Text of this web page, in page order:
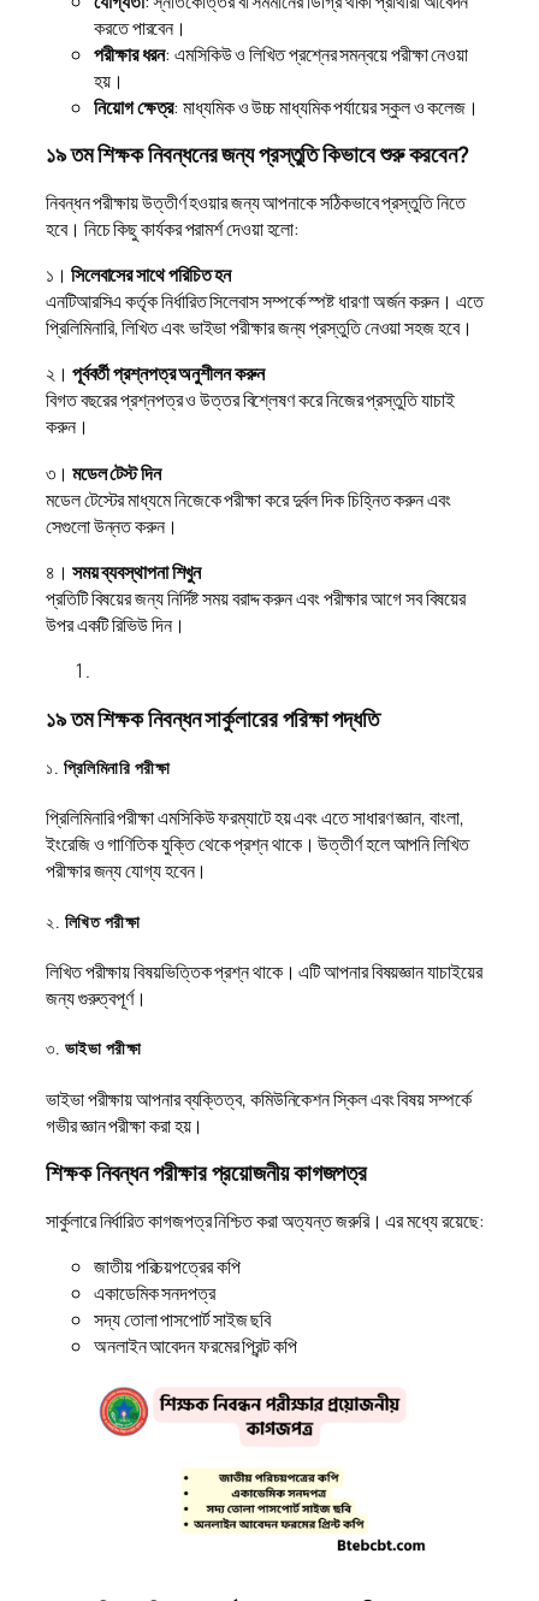
করতে পারবেন।
পরীক্ষার ধরন: এমসিকিউ ও লিখিত প্রশ্নের সমন্বয়ে পরীক্ষা নেওয়া
হয়।
নিয়োগ ক্ষেত্র: মাধ্যমিক ও উচ্চ মাধ্যমিক পর্যায়ের স্কুল ও কলেজ।
১৯ তম শিক্ষক নিবন্ধনের জন্য প্রস্তুতি কিভাবে শুরু করবেন?
নিবন্ধন পরীক্ষায় উত্তীর্ণ হওয়ার জন্য আপনাকে সঠিকভাবে প্রস্তুতি নিতে
হবে। নিচে কিছু কার্যকর পরামর্শ দেওয়া হলো:
১। সিলেবাসের সাথে পরিচিত হন
এনটিআরসিএ কর্তৃক নির্ধারিত সিলেবাস সম্পর্কে স্পষ্ট ধারণা অর্জন করুন। এতে
প্রিলিমিনারি, লিখিত এবং ভাইভা পরীক্ষার জন্য প্রস্তুতি নেওয়া সহজ হবে।
২। পূর্ববর্তী প্রশ্নপত্র অনুশীলন করুন
বিগত বছরের প্রশ্নপত্র ও উত্তর বিশ্লেষণ করে নিজের প্রস্তুতি যাচাই
করুন।
৩। মডেল টেস্ট দিন
মডেল টেস্টের মাধ্যমে নিজেকে পরীক্ষা করে দুর্বল দিক চিহ্নিত করুন এবং
সেগুলো উন্নত করুন।
৪। সময় ব্যবস্থাপনা শিখুন
প্রতিটি বিষয়ের জন্য নির্দিষ্ট সময় বরাদ্দ করুন এবং পরীক্ষার আগে সব বিষয়ের
উপর একটি রিভিউ দিন।
১৯ তম শিক্ষক নিবন্ধন সার্কুলারের পরিক্ষা পদ্ধতি
১. প্রিলিমিনারি পরীক্ষা
প্রিলিমিনারি পরীক্ষা এমসিকিউ ফরম্যাটে হয় এবং এতে সাধারণ জ্ঞান, বাংলা,
ইংরেজি ও গাণিতিক যুক্তি থেকে প্রশ্ন থাকে। উত্তীর্ণ হলে আপনি লিখিত
পরীক্ষার জন্য যোগ্য হবেন।
২. লিখিত পরীক্ষা
লিখিত পরীক্ষায় বিষয়ভিত্তিক প্রশ্ন থাকে। এটি আপনার বিষয়জ্ঞান যাচাইয়ের
জন্য গুরুত্বপূর্ণ।
৩. ভাইভা পরীক্ষা
ভাইভা পরীক্ষায় আপনার ব্যক্তিত্ব, কমিউনিকেশন স্কিল এবং বিষয় সম্পর্কে
গভীর জ্ঞান পরীক্ষা করা হয়।
শিক্ষক নিবন্ধন পরীক্ষার প্রয়োজনীয় কাগজপত্র
সার্কুলারে নির্ধারিত কাগজপত্র নিশ্চিত করা অত্যন্ত জরুরি। এর মধ্যে রয়েছে:
জাতীয় পরিচয়পত্রের কপি
একাডেমিক সনদপত্র
সদ্য তোলা পাসপোর্ট সাইজ ছবি
অনলাইন আবেদন ফরমের প্রিন্ট কপি